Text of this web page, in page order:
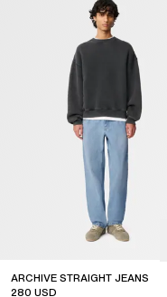
ARCHIVE STRAIGHT JEANS
280 USD